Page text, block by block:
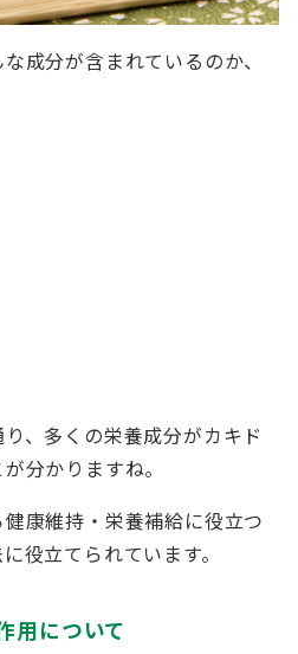
成分が含まれているのか、
、多くの栄養成分がカキド
分かりますね。
康維持・栄養補給に役立つ
役立てられています。
用について